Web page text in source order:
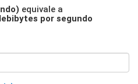
equivale a
por segundo